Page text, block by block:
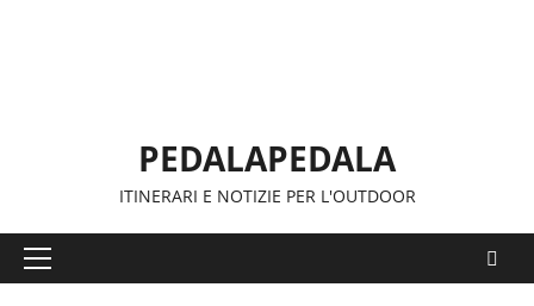
PEDALAPEDALA
ITINERARI E NOTIZIE PER L'OUTDOOR
Menu